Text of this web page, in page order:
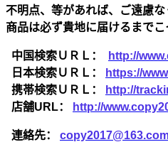
不明点、等があれば、ご遠
商品は必ず貴地に届けるまで
中国検索ＵＲＬ：
http://
日本検索ＵＲＬ：
https://
携帯検索ＵＲＬ：
http://
店舗URL：
http://
連絡先：